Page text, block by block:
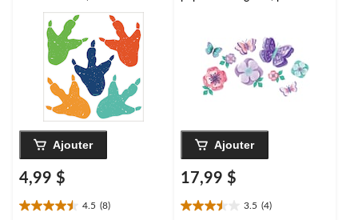
empreinte de
dinosaure, paq. 10
Ajouter
4,99 $
4.5 (8)
4.5
Ajouter
17,99 $
3.5 (4)
3.5